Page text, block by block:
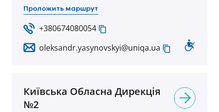
Проложить маршрут
+380674080054
oleksandr.yasynovskyi@uniqa.ua
Київська Обласна Дирекція
№2